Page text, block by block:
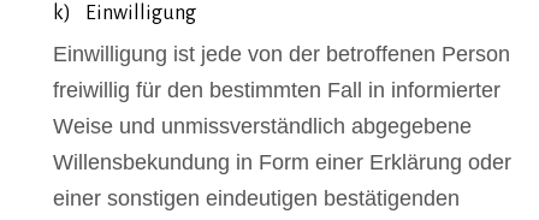
k) Einwilligung
Einwilligung ist jede von der betroffenen Person
freiwillig für den bestimmten Fall in informierter
Weise und unmissverständlich abgegebene
Willensbekundung in Form einer Erklärung oder
einer sonstigen eindeutigen bestätigenden